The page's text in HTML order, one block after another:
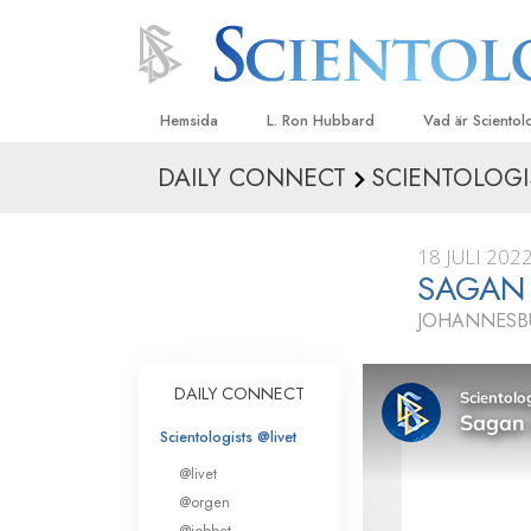
Hemsida L. Ron Hubbard Vad är
Trossatser och
Vad
Scientology
Träffa en
Inne i en Kyrka
Scientologys
DAILY CONNECT
18 JULI 2022
DAILY CONNECT
Scientologists @livet
@livet
@orgen